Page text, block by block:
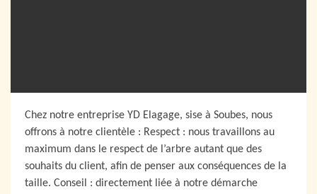
Chez notre entreprise YD Elagage, sise à Soubes, nous
offrons à notre clientèle : Respect : nous travaillons au
maximum dans le respect de l’arbre autant que des
souhaits du client, afin de penser aux conséquences de la
taille. Conseil : directement liée à notre démarche